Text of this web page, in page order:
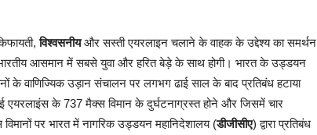
विश्वसनीयऔर सस्ती एयरलाइन चलाने के वाहक के उद्देश्य का समर्थन
आसमान में सबसे युवा और हरित बेड़े के साथ होगी। भारत के उड्डयन
के वाणिज्यिक उड़ान संचालन पर लगभग ढाई साल के बाद प्रतिबंध हटाया
एयरलाइंस के 737 मैक्स विमान के दुर्घटनाग्रस्त होने और जिसमें चार
पर भारत में नागरिक उड्डयन महानिदेशालय (डीजीसीए) द्वारा प्रतिबंध